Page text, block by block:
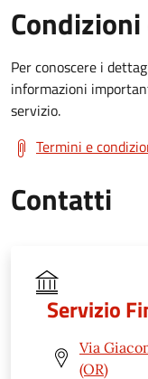
Per conoscere i
informazioni
servizio.
Termini e
Contatti
Servizio
Via
(OR)